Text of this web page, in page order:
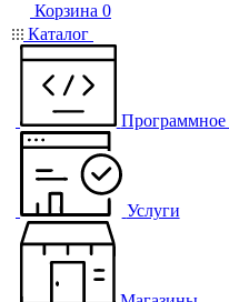
Корзина 0
Каталог
Программное
Услуги